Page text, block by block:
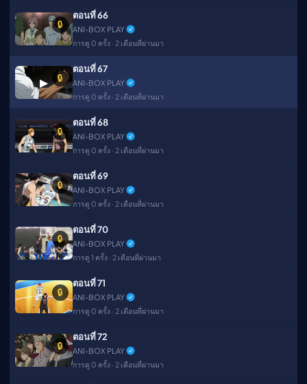
🔒
ตอนที่ 66
ANI-BOX PLAY
การดู 0 ครั้ง · 2 เดือนที่ผ่านมา
▶ 🔒
ตอนที่ 67
ANI-BOX PLAY
การดู 0 ครั้ง · 2 เดือนที่ผ่านมา
🔒
ตอนที่ 68
ANI-BOX PLAY
การดู 0 ครั้ง · 2 เดือนที่ผ่านมา
🔒
ตอนที่ 69
ANI-BOX PLAY
การดู 0 ครั้ง · 2 เดือนที่ผ่านมา
🔒
ตอนที่ 70
ANI-BOX PLAY
การดู 1 ครั้ง · 2 เดือนที่ผ่านมา
🔒
ตอนที่ 71
ANI-BOX PLAY
การดู 0 ครั้ง · 2 เดือนที่ผ่านมา
🔒
ตอนที่ 72
ANI-BOX PLAY
การดู 0 ครั้ง · 2 เดือนที่ผ่านมา